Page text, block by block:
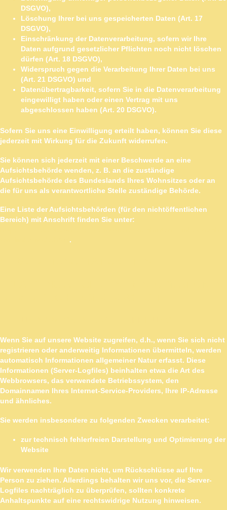
DSGVO),
Löschung Ihrer bei uns gespeicherten Daten (Art. 17
DSGVO),
Einschränkung der Datenverarbeitung, sofern wir Ihre
Daten aufgrund gesetzlicher Pflichten noch nicht löschen
dürfen (Art. 18 DSGVO),
Widerspruch gegen die Verarbeitung Ihrer Daten bei uns
(Art. 21 DSGVO) und
Datenübertragbarkeit, sofern Sie in die Datenverarbeitung
eingewilligt haben oder einen Vertrag mit uns
abgeschlossen haben (Art. 20 DSGVO).
Sofern Sie uns eine Einwilligung erteilt haben, können Sie diese
jederzeit mit Wirkung für die Zukunft widerrufen.
Sie können sich jederzeit mit einer Beschwerde an eine
Aufsichtsbehörde wenden, z. B. an die zuständige
Aufsichtsbehörde des Bundeslands Ihres Wohnsitzes oder an
die für uns als verantwortliche Stelle zuständige Behörde.
Eine Liste der Aufsichtsbehörden (für den nichtöffentlichen
Bereich) mit Anschrift finden Sie unter:
.
Wenn Sie auf unsere Website zugreifen, d.h., wenn Sie sich nicht
registrieren oder anderweitig Informationen übermitteln, werden
automatisch Informationen allgemeiner Natur erfasst. Diese
Informationen (Server-Logfiles) beinhalten etwa die Art des
Webbrowsers, das verwendete Betriebssystem, den
Domainnamen Ihres Internet-Service-Providers, Ihre IP-Adresse
und ähnliches.
Sie werden insbesondere zu folgenden Zwecken verarbeitet:
zur technisch fehlerfreien Darstellung und Optimierung der
Website
Wir verwenden Ihre Daten nicht, um Rückschlüsse auf Ihre
Person zu ziehen. Allerdings behalten wir uns vor, die Server-
Logfiles nachträglich zu überprüfen, sollten konkrete
Anhaltspunkte auf eine rechtswidrige Nutzung hinweisen.